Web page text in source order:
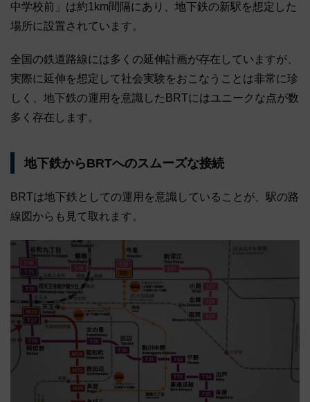
中学校前」は約1km間隔にあり、地下鉄の新駅を想定した
場所に設置されています。
全国の鉄道路線には多くの延伸計画が存在していますが、
実際に延伸を想定して社会実験をおこなうことは非常に珍
しく、地下鉄の運用を意識したBRTにはユニークな点が数
多く存在します。
地下鉄からBRTへのスムーズな接続
BRTは地下鉄としての運用を意識していることが、駅の路
線図からも見て取れます。